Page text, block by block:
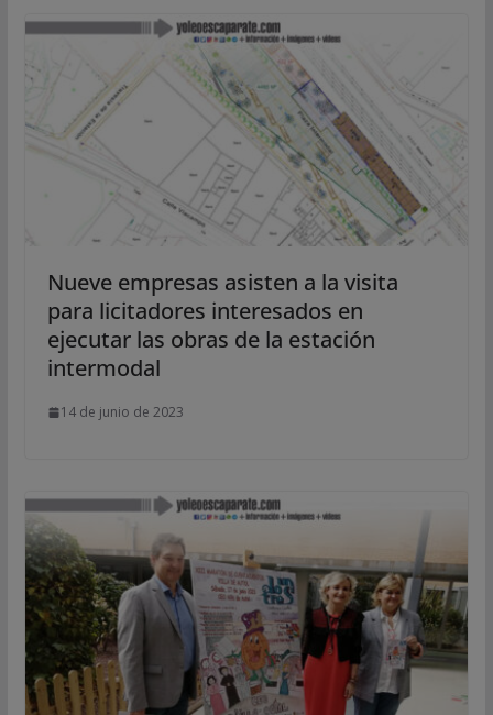
Nueve empresas asisten a la visita
para licitadores interesados en
ejecutar las obras de la estación
intermodal
14 de junio de 2023